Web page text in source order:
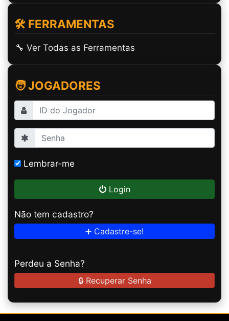
🛠️ FERRAMENTAS
🔧 Ver Todas as Ferramentas
🧑 JOGADORES
Lembrar-me
Login
Não tem cadastro?
➕ Cadastre-se!
Perdeu a Senha?
🔒 Recuperar Senha